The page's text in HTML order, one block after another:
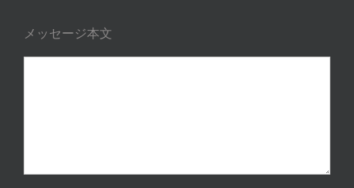
メッセージ本文